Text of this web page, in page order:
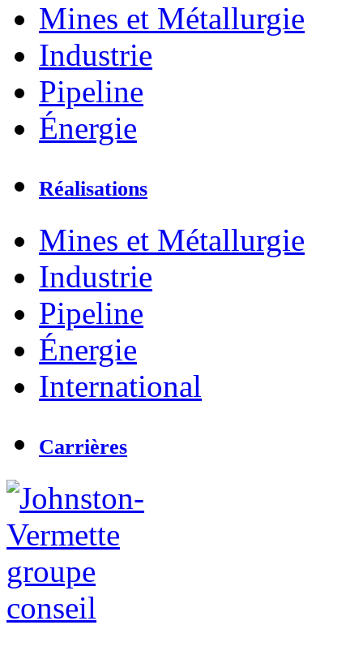
Mines et Métallurgie
Industrie
Pipeline
Énergie
Réalisations
Mines et Métallurgie
Industrie
Pipeline
Énergie
International
Carrières